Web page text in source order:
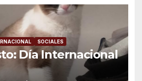
SOCIALES
Día Internacional